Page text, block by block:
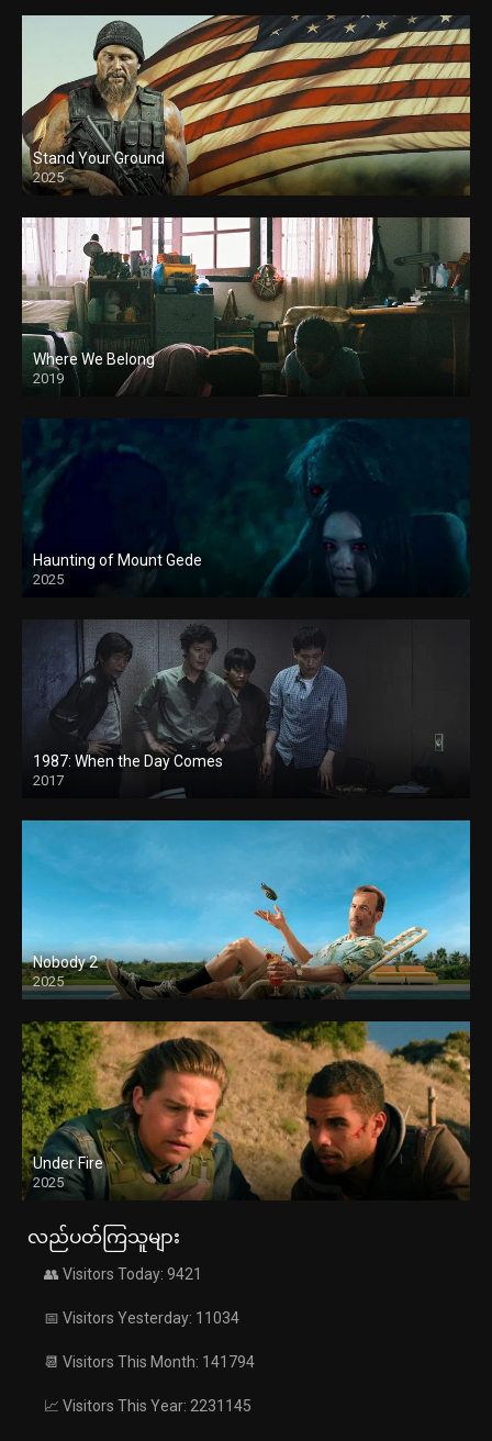
Stand Your Ground
2025
Where We Belong
2019
Haunting of Mount Gede
2025
1987: When the Day Comes
2017
Nobody 2
2025
Under Fire
2025
လည်ပတ်ကြသူများ
👥 Visitors Today: 9421
📅 Visitors Yesterday: 11034
📆 Visitors This Month: 141794
📈 Visitors This Year: 2231145